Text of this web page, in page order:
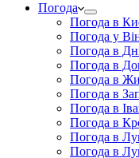
Погода
Погода в
Погода у
Погода в
Погода в
Погода в
Погода в
Погода в
Погода в
Погода в
Погода в